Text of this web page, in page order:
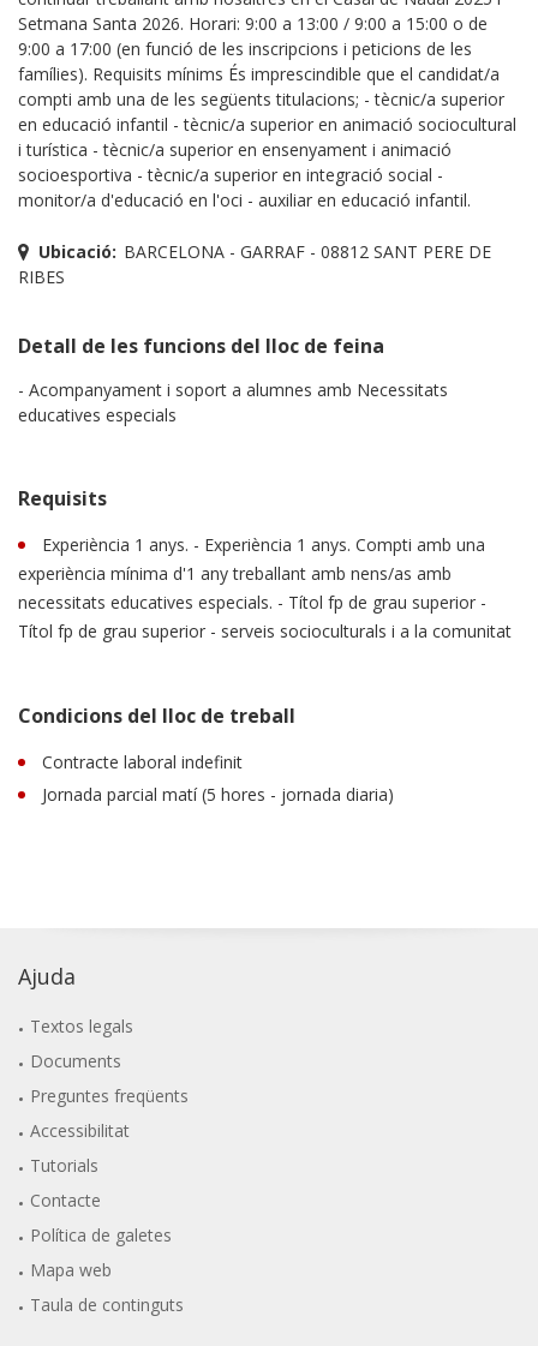
Setmana Santa 2026. Horari: 9:00 a 13:00 / 9:00 a 15:00 o de
9:00 a 17:00 (en funció de les inscripcions i peticions de les
famílies). Requisits mínims És imprescindible que el candidat/a
compti amb una de les següents titulacions; - tècnic/a superior
en educació infantil - tècnic/a superior en animació sociocultural
i turística - tècnic/a superior en ensenyament i animació
socioesportiva - tècnic/a superior en integració social -
monitor/a d'educació en l'oci - auxiliar en educació infantil.
Ubicació: BARCELONA - GARRAF - 08812 SANT PERE DE
RIBES
Detall de les funcions del lloc de feina
- Acompanyament i soport a alumnes amb Necessitats
educatives especials
Requisits
Experiència 1 anys. - Experiència 1 anys. Compti amb una
experiència mínima d'1 any treballant amb nens/as amb
necessitats educatives especials. - Títol fp de grau superior -
Títol fp de grau superior - serveis socioculturals i a la comunitat
Condicions del lloc de treball
Contracte laboral indefinit
Jornada parcial matí (5 hores - jornada diaria)
Ajuda
Textos legals
Documents
Preguntes freqüents
Accessibilitat
Tutorials
Contacte
Política de galetes
Mapa web
Taula de continguts